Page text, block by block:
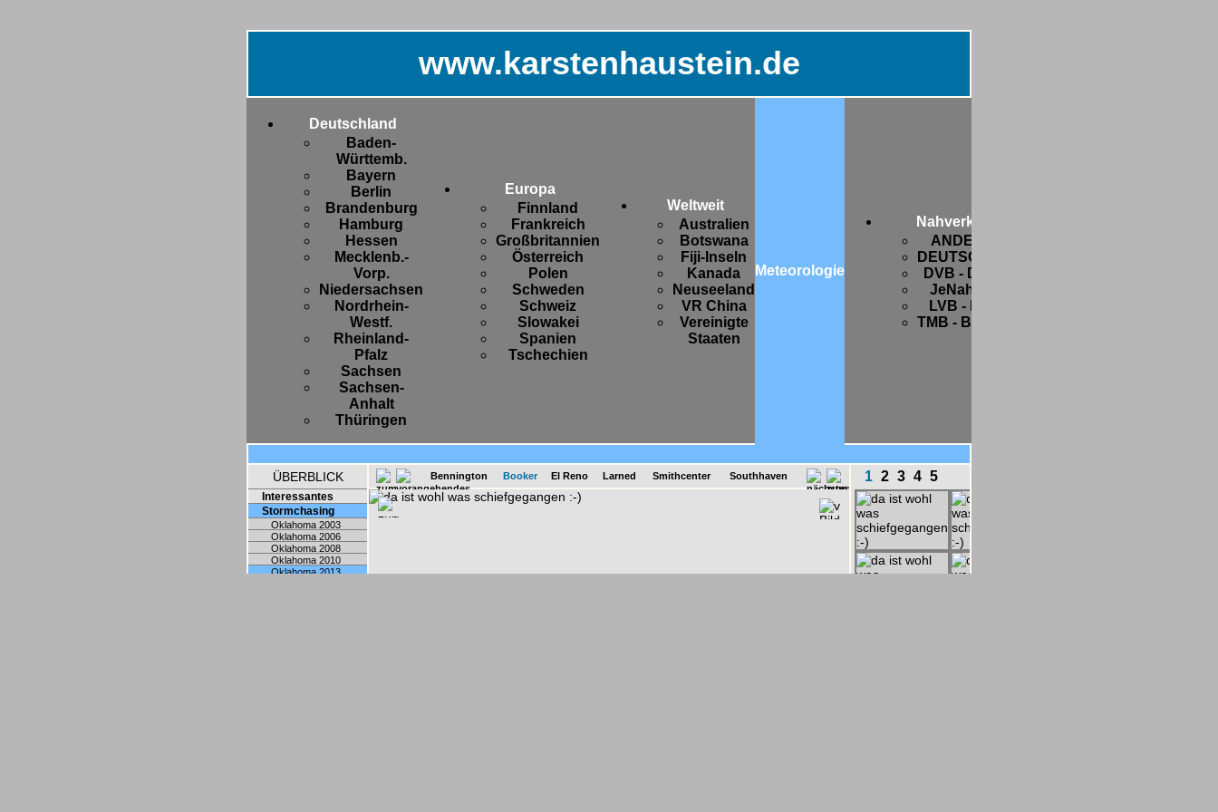
www.karstenhaustein.de
Deutschland
Baden-
Württemb.
Bayern
Berlin
Brandenburg
Hamburg
Hessen
Mecklenb.-
Vorp.
Niedersachsen
Nordrhein-
Westf.
Rheinland-
Pfalz
Sachsen
Sachsen-
Anhalt
Thüringen
Europa
Finnland
Frankreich
Großbritannien
Österreich
Polen
Schweden
Schweiz
Slowakei
Spanien
Tschechien
Weltweit
Australien
Botswana
Fiji-Inseln
Kanada
Neuseeland
VR China
Vereinigte
Staaten
Meteorologie
Nahverkehr
ANDERSWO
DEUTSCHLAND
DVB - Dresden
JeNah - Jena
LVB - Leipzig
TMB - Barcelona
ÜBERBLICK
Interessantes
Stormchasing
Oklahoma 2003
Oklahoma 2006
Oklahoma 2008
Oklahoma 2010
Oklahoma 2013
Bennington Booker El Reno Larned Smithcenter Southhaven 1 2 3 4 5